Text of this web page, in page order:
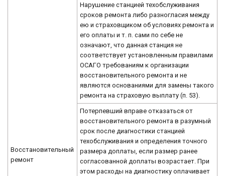
Восстановительный
ремонт
Нарушение станцией техобслуживания
сроков ремонта либо разногласия между
ею и страховщиком об условиях ремонта и
его оплаты и т. п. сами по себе не
означают, что данная станция не
соответствует установленным правилами
ОСАГО требованиям к организации
восстановительного ремонта и не
являются основаниями для замены такого
ремонта на страховую выплату (п. 53).
Потерпевший вправе отказаться от
восстановительного ремонта в разумный
срок после диагностики станцией
техобслуживания и определения точного
размера доплаты, если размер ранее
согласованной доплаты возрастает. При
этом расходы на диагностику оплачивает